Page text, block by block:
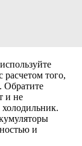
расчетом того,
Обратите
и не
и